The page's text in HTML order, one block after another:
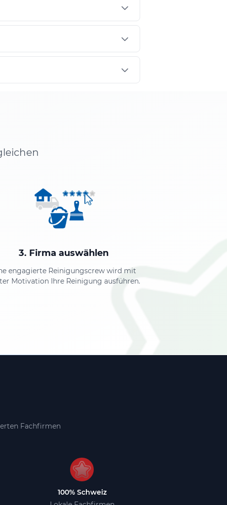
3. Firma auswählen
engagierte Reinigungscrew wird mit
Motivation Ihre Reinigung ausführen.
Fachfirmen
100% Schweiz